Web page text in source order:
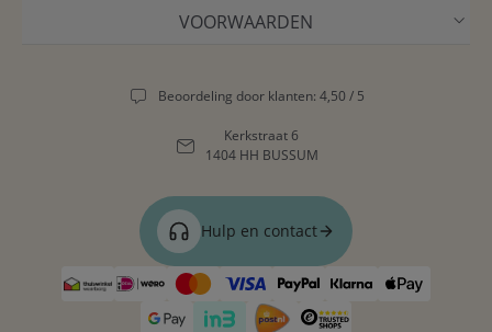
VOORWAARDEN
Beoordeling door klanten: 4,50 / 5
Kerkstraat 6
1404 HH BUSSUM
Hulp en contact